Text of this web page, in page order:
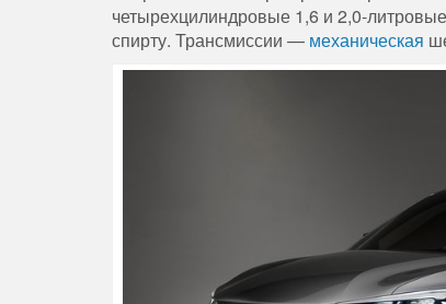
четырехцилиндровые 1,6 и 2,0-
спирту. Трансмиссии — механическая